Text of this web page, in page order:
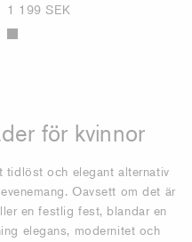
1 199 SEK
för kvinnor
tidlöst och elegant alternativ
Oavsett om det är
en festlig fest, blandar en
elegans, modernitet och